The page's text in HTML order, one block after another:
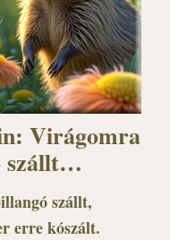
Virágomra
szállt…
szállt,
erre kószált.